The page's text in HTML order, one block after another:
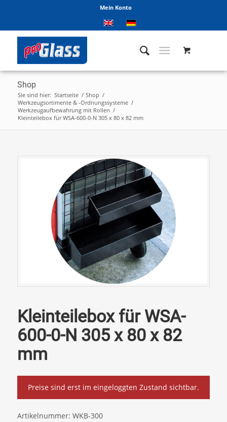
Mein Konto
Shop
Sie sind hier: Startseite / Shop /
Werkzeugsortimente & -Ordnungssysteme /
Werkzeugaufbewahrung mit Rollen /
Kleinteilebox für WSA-600-0-N 305 x 80 x 82 mm
Kleinteilebox für WSA-
600-0-N 305 x 80 x 82
mm
Preise sind erst im eingeloggten Zustand sichtbar.
Artikelnummer: WKB-300